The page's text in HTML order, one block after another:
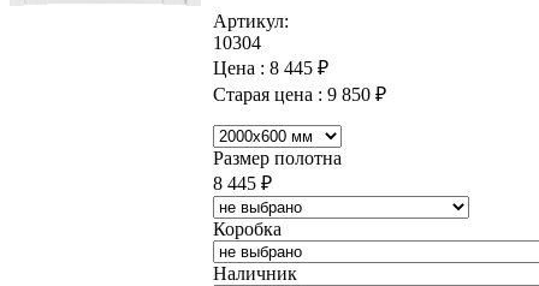
Артикул:
10304
Цена : 8 445 ₽
Старая цена : 9 850 ₽
Размер полотна
8 445 ₽
Коробка
Наличник